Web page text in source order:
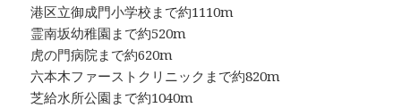
港区立御成門小学校まで約1110m
霊南坂幼稚園まで約520m
虎の門病院まで約620m
六本木ファーストクリニックまで約820m
芝給水所公園まで約1040m